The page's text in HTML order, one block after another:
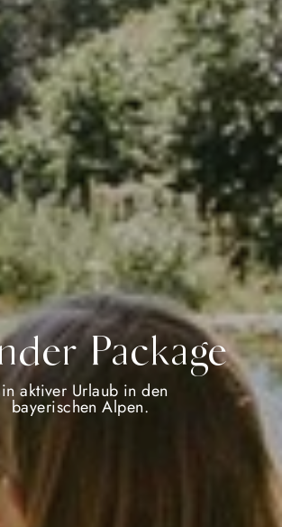
Package
aktiver Urlaub in den
bayerischen Alpen.